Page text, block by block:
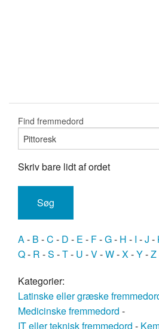
Find fremmedord
Skriv bare lidt af ordet
A- B -C - D - E - F-G- H - I -J -
Q- R -S -T- U -V-W-X-Y-Z
Kategorier:
Latinske eller græske
Medicinske fremmedord -
IT eller teknisk fremmedord -